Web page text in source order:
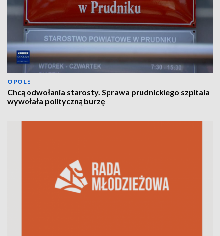
OPOLE
Chcą odwołania starosty. Sprawa prudnickiego szpitala
wywołała polityczną burzę